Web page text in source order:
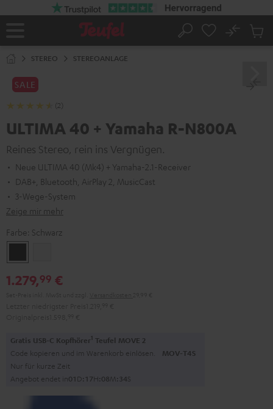
Startseite
Suche
No
STEREO STEREOANLAGE
SALE
(2)
ULTIMA 40 + Yamaha R-N800A
Reines Stereo, rein ins Vergnügen.
Neue ULTIMA 40 (Mk4) + Yamaha-2.1-Receiver
DAB+, Bluetooth, AirPlay 2, MusicCast
3-Wege-System
Zeige mir mehr
Farbe: Schwarz
1.279,99 €
Gratis USB-C Kopfhörer1 Teufel MOVE 2
Code kopieren und im Warenkorb einlösen. MOV-T4S
Nur für kurze Zeit
Angebot endet in01D:17H:08M: 33S